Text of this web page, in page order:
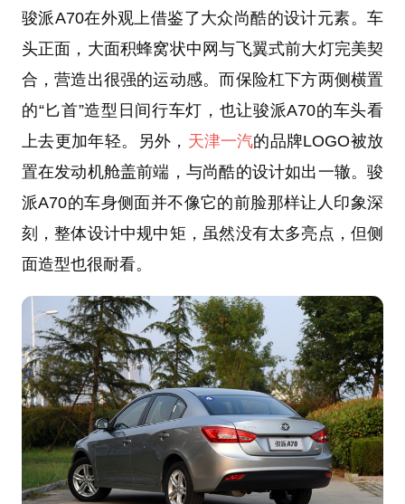
骏派A70在外观上借鉴了大众尚酷的设计元素。车
头正面，大面积蜂窝状中网与飞翼式前大灯完美契
合，营造出很强的运动感。而保险杠下方两侧横置
的“匕首”造型日间行车灯，也让骏派A70的车头看
上去更加年轻。另外， 天津一汽的品牌LOGO被放
置在发动机舱盖前端，与尚酷的设计如出一辙。骏
派A70的车身侧面并不像它的前脸那样让人印象深
刻，整体设计中规中矩，虽然没有太多亮点，但侧
面造型也很耐看。